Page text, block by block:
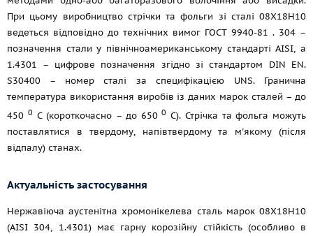
При цьому виробництво стрічки та фольги зі сталі 08Х18Н10
ведеться відповідно до технічних вимог ГОСТ 9940-81 . 304 –
позначення стали у північноамериканському стандарті AISI, а
1.4301 – цифрове позначення згідно зі стандартом DIN EN.
S30400 – номер сталі за специфікацією UNS. Гранична
температура використання виробів із даних марок сталей – до
450 0 С (короткочасно – до 6500 С). Стрічка та фольга можуть
поставлятися в твердому, напівтвердому та м'якому (після
відпалу) станах.
Актуальність застосування
Нержавіюча аустенітна хромонікелева сталь марок 08Х18Н10
(AISI 304, 1.4301) має гарну корозійну стійкість (особливо в